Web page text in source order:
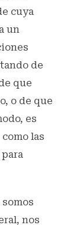
cuya
un
de
que
o de que
es
las
nos